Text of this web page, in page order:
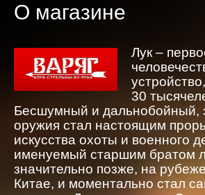
О магазине
Лук –
30
Бесшумный и дальнобойный,
оружия стал настоящим
искусства охоты и военного
именуемый старшим братом
значительно позже, на
Китае, и моментально стал